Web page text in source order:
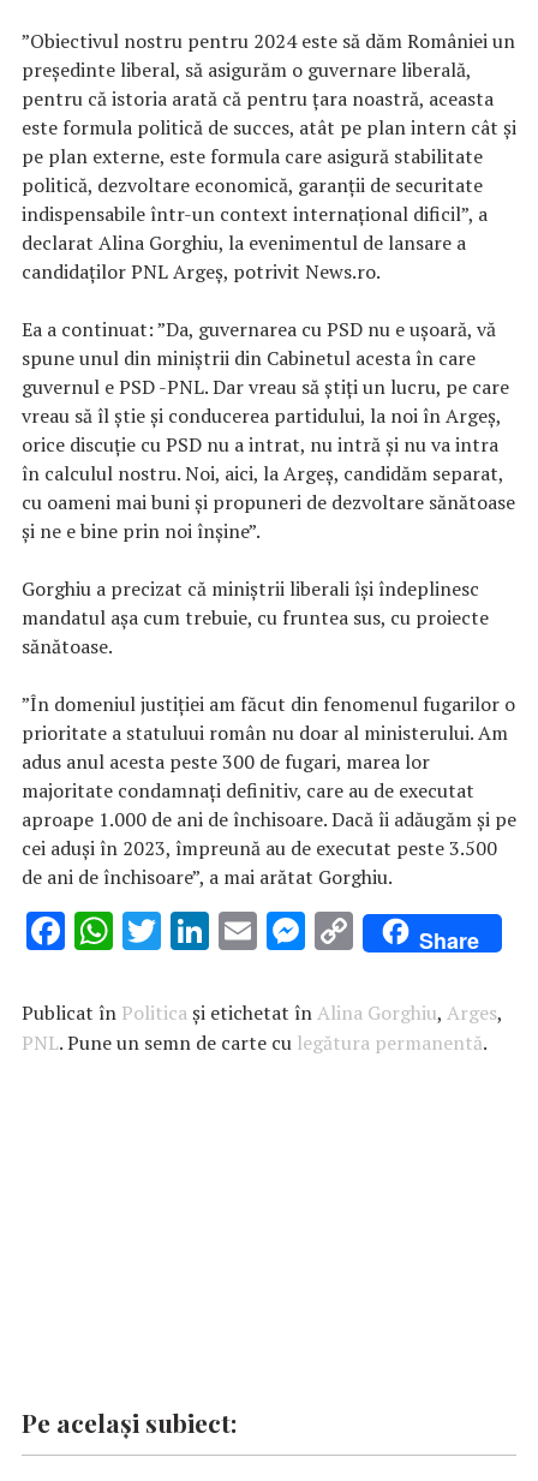
”Obiectivul nostru pentru 2024 este să dăm României un
preşedinte liberal, să asigurăm o guvernare liberală,
pentru că istoria arată că pentru ţara noastră, aceasta
este formula politică de succes, atât pe plan intern cât şi
pe plan externe, este formula care asigură stabilitate
politică, dezvoltare economică, garanţii de securitate
indispensabile într-un context internaţional dificil”, a
declarat Alina Gorghiu, la evenimentul de lansare a
candidaţilor PNL Argeş, potrivit News.ro.
Ea a continuat: ”Da, guvernarea cu PSD nu e uşoară, vă
spune unul din miniştrii din Cabinetul acesta în care
guvernul e PSD -PNL. Dar vreau să ştiţi un lucru, pe care
vreau să îl ştie şi conducerea partidului, la noi în Argeş,
orice discuţie cu PSD nu a intrat, nu intră şi nu va intra
în calculul nostru. Noi, aici, la Argeş, candidăm separat,
cu oameni mai buni şi propuneri de dezvoltare sănătoase
şi ne e bine prin noi înşine”.
Gorghiu a precizat că miniştrii liberali îşi îndeplinesc
mandatul aşa cum trebuie, cu fruntea sus, cu proiecte
sănătoase.
”În domeniul justiţiei am făcut din fenomenul fugarilor o
prioritate a statuluui român nu doar al ministerului. Am
adus anul acesta peste 300 de fugari, marea lor
majoritate condamnaţi definitiv, care au de executat
aproape 1.000 de ani de închisoare. Dacă îi adăugăm şi pe
cei aduşi în 2023, împreună au de executat peste 3.500
de ani de închisoare”, a mai arătat Gorghiu.
F
e
b
W
at
s
T
it
te
Li
k
e
E
ai
l
M
se
n
C
o
p
y
Share
Publicat în Politicași etichetat înAlina Gorghiu, Arges,
PNL. Pune un semn de carte cu legătura permanentă.
Pe același subiect: